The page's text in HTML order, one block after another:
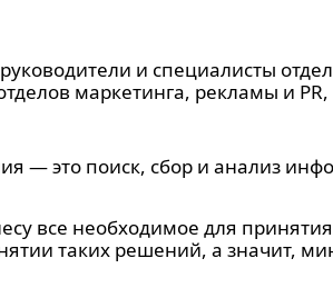
и специалисты
маркетинга, рекламы и
— это поиск, сбор и анализ
все необходимое для
таких решений, а значит,